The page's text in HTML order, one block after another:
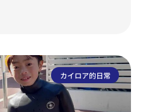
カイロア的日常